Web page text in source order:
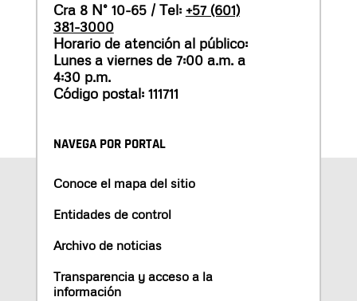
Cra 8 N° 10-65 / Tel: +57 (601)
381-3000
Horario de atención al público:
Lunes a viernes de 7:00 a.m. a
4:30 p.m.
Código postal: 111711
NAVEGA POR PORTAL
Conoce el mapa del sitio
Entidades de control
Archivo de noticias
Transparencia y acceso a la
información